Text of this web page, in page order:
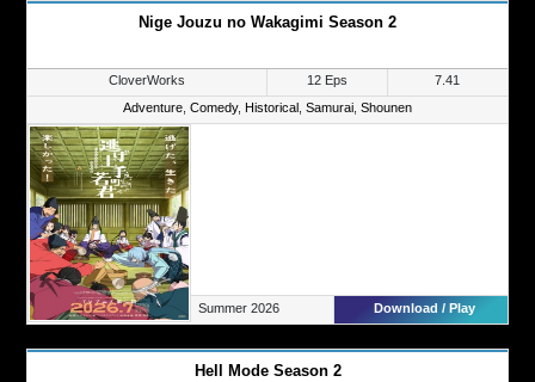
Nige Jouzu no Wakagimi Season 2
CloverWorks 12 Eps
7.41
Adventure, Comedy, Historical , Samurai, Shounen
Summer 2026 Download / Play
Hell Mode Season 2